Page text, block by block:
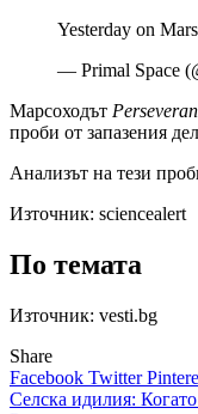
Yesterday on
— Primal Space
Марсоходът
проби от запазения
Анализът на тези
Източник: sciencealert
По темата
Източник: vesti.bg
Share
Facebook Twitter
Навигация
Селска идилия: